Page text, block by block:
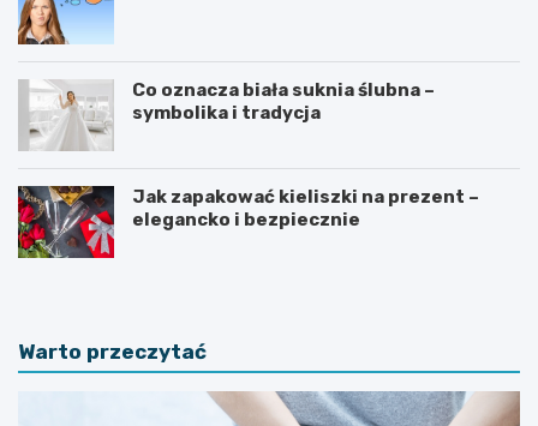
Co oznacza biała suknia ślubna –
symbolika i tradycja
Jak zapakować kieliszki na prezent –
elegancko i bezpiecznie
Warto przeczytać